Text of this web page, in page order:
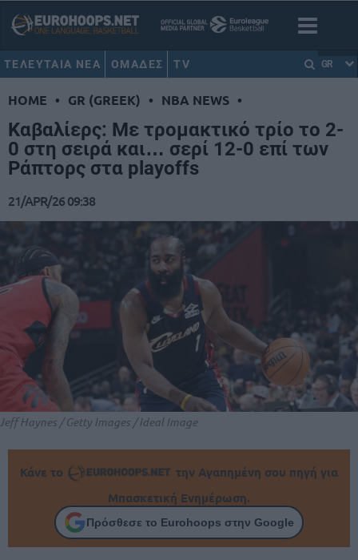
ΤΕΛΕΥΤΑΙΑ ΝΕΑ ΟΜΑΔΕΣ TV GR
HOME • GR (GREEK) • NBA NEWS •
Καβαλίερς: Με τρομακτικό τρίο το 2-
0 στη σειρά και… σερί 12-0 επί των
Ράπτορς στα playoffs
21/APR/26 09:38
Haynes / Getty Images / Ideal Image
Κάνε το
την Αγαπημένη σου πηγή για
Μπασκετική Ενημέρωση.
Πρόσθεσε το Eurohoops στην Google